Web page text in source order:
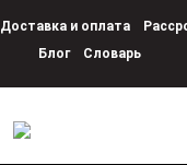
Доставка и оплата
Блог
Словарь